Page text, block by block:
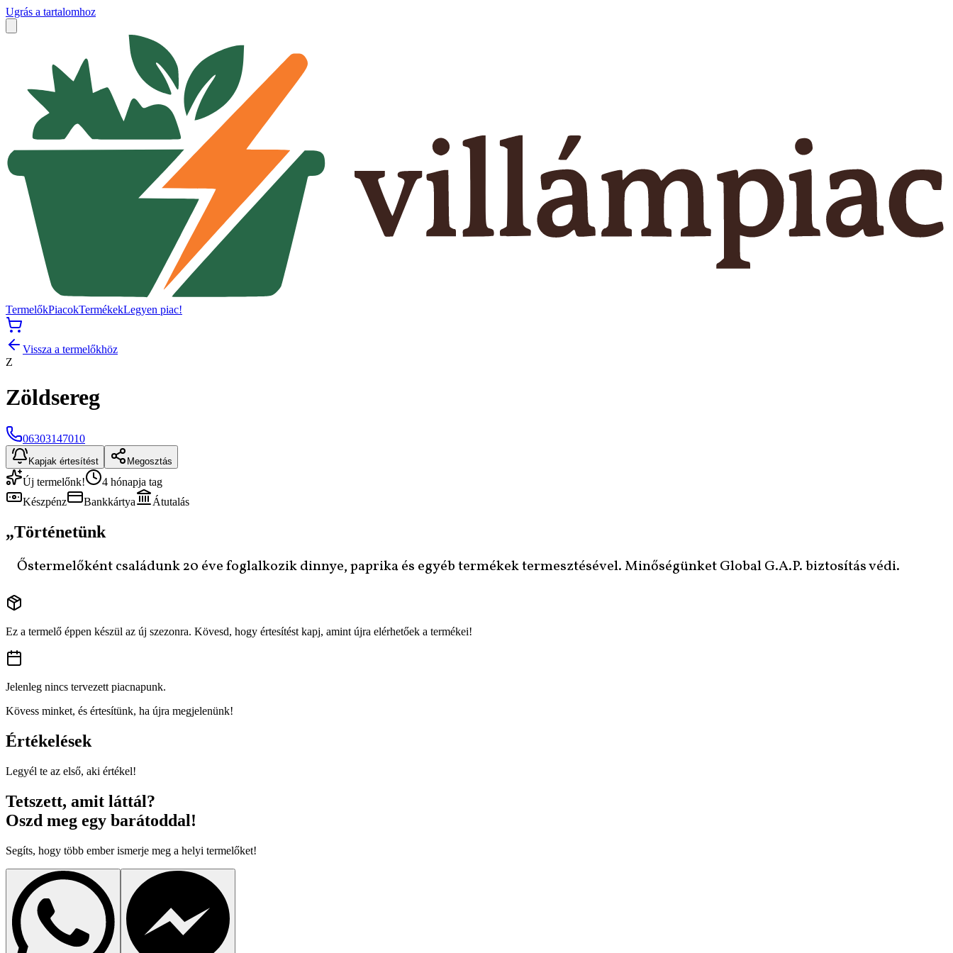
Ugrás a tartalomhoz
TermelőkPiacokTermékekLegyen piac!
Vissza a termelőkhöz
Z
Zöldsereg
06303147010
Kapjak értesítést Megosztás
Új termelőnk!
4 hónapja tag
Készpénz
Bankkártya Átutalás
„Történetünk
Őstermelőként családunk 20 éve foglalkozik dinnye, paprika és egyéb termékek termesztésével. Minőségünket Global G.A.P. biztosítás védi.
Ez a termelő éppen készül az új szezonra. Kövesd, hogy értesítést kapj, amint újra elérhetőek a termékei!
Jelenleg nincs tervezett piacnapunk.
Kövess minket, és értesítünk, ha újra megjelenünk!
Értékelések
Legyél te az első, aki értékel!
Tetszett, amit láttál?
Oszd meg egy barátoddal!
Segíts, hogy több ember ismerje meg a helyi termelőket!